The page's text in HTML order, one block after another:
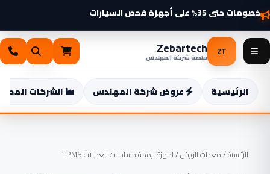
تخطي
إلى
المحتوى
خصومات حتى 35% على أجهزة فحص السيارات
شواحن سيارات كهربائية 2025 وصلت — اطّلع الآن
ZT
Zebartech
منصة شركة المهندس
الرئيسية عروض شركة المهندس الشركات
الرئيسية/معدات الورش/ اجهزة برمجة حساسات العجلات TPMS